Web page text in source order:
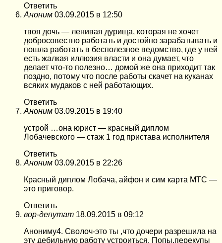
Ответить
Аноним 03.09.2015 в 12:50
твоя дочь — ленивая дурища, которая не хочет
добросовестно работать и достойно зарабатывать и
пошла работать в бесполезное ведомство, где у ней
есть жалкая иллюзия власти и она думает, что
делает что-то полезно… домой же она приходит так
поздно, потому что после работы скачет на куканах
всяких мyдaкoв с ней работающих.
Ответить
Аноним 03.09.2015 в 19:40
устрой …она юрист — красный диплом
Лобачевского — стаж 1 год пристава исполнителя
Ответить
Аноним 03.09.2015 в 22:26
Красный диплом Лобача, айфон и сим карта МТС —
это приговор.
Ответить
вор-депутат 18.09.2015 в 09:12
Анониму4. Сволоч-это ты ,что дочери разрешила на
эту дебильную работу устроиться. Попы,перекупы